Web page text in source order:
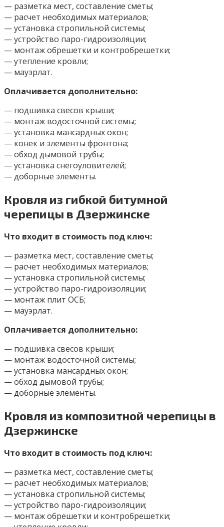
— разметка мест, составление сметы;
— расчет необходимых материалов;
— установка стропильной системы;
— устройство паро-гидроизоляции;
— монтаж обрешетки и контробрешетки;
— утепление кровли;
— мауэрлат.
Оплачивается дополнительно:
— подшивка свесов крыши;
— монтаж водосточной системы;
— установка мансардных окон;
— конек и элементы фронтона;
— обход дымовой трубы;
— установка снегоуловителей;
— доборные элементы.
Кровля из гибкой битумной
черепицы в Дзержинске
Что входит в стоимость под ключ:
— разметка мест, составление сметы;
— расчет необходимых материалов;
— установка стропильной системы;
— устройство паро-гидроизоляции;
— монтаж плит ОСБ;
— мауэрлат.
Оплачивается дополнительно:
— подшивка свесов крыши;
— монтаж водосточной системы;
— установка мансардных окон;
— обход дымовой трубы;
— доборные элементы.
Кровля из композитной черепицы в
Дзержинске
Что входит в стоимость под ключ:
— разметка мест, составление сметы;
— расчет необходимых материалов;
— установка стропильной системы;
— устройство паро-гидроизоляции;
— монтаж обрешетки и контробрешетки;